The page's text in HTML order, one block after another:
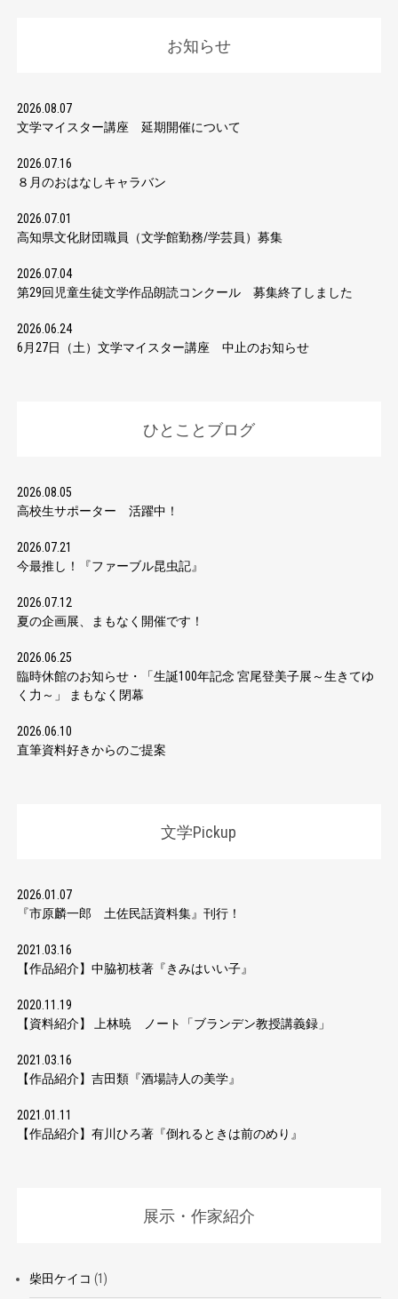
お知らせ
2026.08.07
文学マイスター講座 延期開催について
2026.07.16
８月のおはなしキャラバン
2026.07.01
高知県文化財団職員（文学館勤務/学芸員）募集
2026.07.04
第29回児童生徒文学作品朗読コンクール 募集終了しました
2026.06.24
6月27日（土）文学マイスター講座 中止のお知らせ
ひとことブログ
2026.08.05
高校生サポーター 活躍中！
2026.07.21
今最推し！『ファーブル昆虫記』
2026.07.12
夏の企画展、まもなく開催です！
2026.06.25
臨時休館のお知らせ・「生誕100年記念 宮尾登美子展～生きてゆ
く力～」 まもなく閉幕
2026.06.10
直筆資料好きからのご提案
文学Pickup
2026.01.07
『市原麟一郎 土佐民話資料集』刊行！
2021.03.16
【作品紹介】中脇初枝著『きみはいい子』
2020.11.19
【資料紹介】 上林暁 ノート「ブランデン教授講義録」
2021.03.16
【作品紹介】吉田類『酒場詩人の美学』
2021.01.11
【作品紹介】有川ひろ著『倒れるときは前のめり』
展示・作家紹介
柴田ケイコ (1)